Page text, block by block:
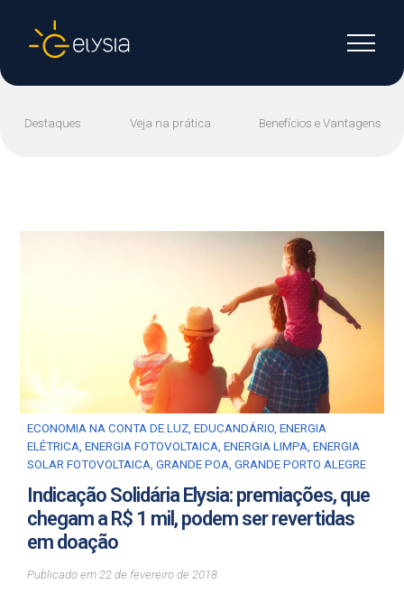
Destaques Veja na prática Benefícios e Vantagens
ECONOMIA NA CONTA DE LUZ ,EDUCANDÁRIO ,ENERGIA
ELÉTRICA ,ENERGIA FOTOVOLTAICA ,ENERGIA LIMPA ,ENERGIA
SOLAR FOTOVOLTAICA ,GRANDE POA ,GRANDE PORTO ALEGRE
Indicação Solidária Elysia: premiações, que
chegam a R$ 1 mil, podem ser revertidas
em doação
Publicado em 22 de fevereiro de 2018